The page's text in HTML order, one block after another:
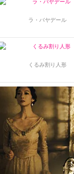
ラ・バヤデール
くるみ割り人形